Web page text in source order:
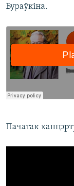
Бураўкіна.
Пачатак